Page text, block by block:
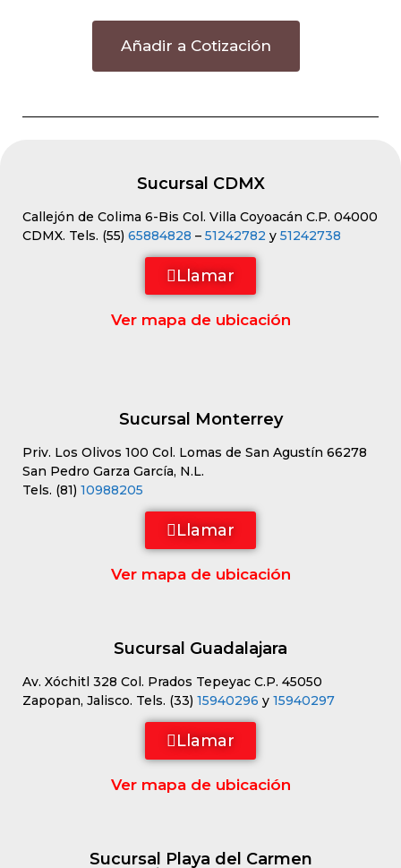
Añadir a Cotización
Sucursal CDMX
Callejón de Colima 6-Bis Col. Villa Coyoacán C.P. 04000
CDMX. Tels. (55) 65884828 – 51242782 y 51242738
Llamar
Ver mapa de ubicación
Sucursal Monterrey
Priv. Los Olivos 100 Col. Lomas de San Agustín 66278
San Pedro Garza García, N.L.
Tels. (81) 10988205
Llamar
Ver mapa de ubicación
Sucursal Guadalajara
Av. Xóchitl 328 Col. Prados Tepeyac C.P. 45050
Zapopan, Jalisco. Tels. (33) 15940296 y 15940297
Llamar
Ver mapa de ubicación
Sucursal Playa del Carmen